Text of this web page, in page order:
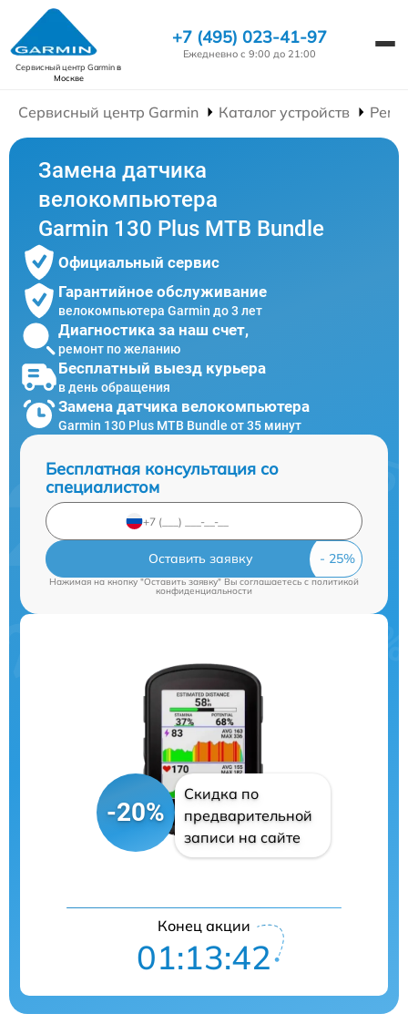
Сервисный центр Garminв
Москве
+7 (495) 023-41-97
Ежедневно с 9:00 до 21:00
Сервисный центр Garmin Каталог устройств
Замена датчика
велокомпьютера
Garmin 130 Plus MTB Bundle
Официальный сервис
Гарантийное обслуживание
велокомпьютера Garmin до 3 лет
Диагностика за наш счет,
ремонт по желанию
Бесплатный выезд курьера
в день обращения
Замена датчика велокомпьютера
Garmin 130 Plus MTB Bundle от 35 минут
Бесплатная консультация со
специалистом
Оставить заявку
Нажимая на кнопку "Оставить заявку" Вы соглашаетесь cполитикой
конфиденциальности
-20%
Скидка по
предварительной
записи на сайте
Конец акции
01:13:41